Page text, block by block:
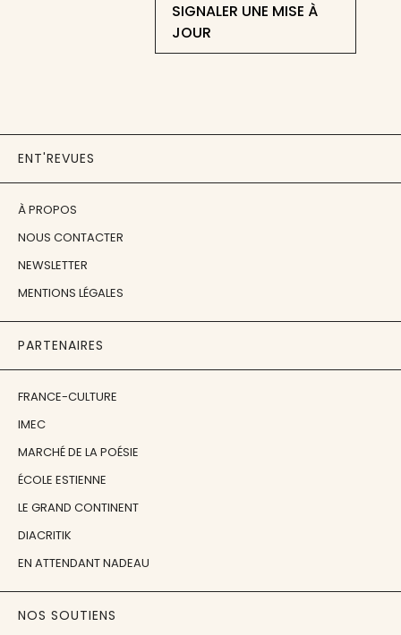
SIGNALER UNE MISE À
JOUR
ENT'REVUES
À PROPOS
NOUS CONTACTER
NEWSLETTER
MENTIONS LÉGALES
PARTENAIRES
FRANCE-CULTURE
IMEC
MARCHÉ DE LA POÉSIE
ÉCOLE ESTIENNE
LE GRAND CONTINENT
DIACRITIK
EN ATTENDANT NADEAU
NOS SOUTIENS